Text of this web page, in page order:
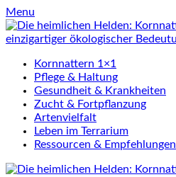
Skip
to
content
Menu
Kornnattern 1×1
Pflege & Haltung
Gesundheit & Krankheiten
Zucht & Fortpflanzung
Artenvielfalt
Leben im Terrarium
Ressourcen & Empfehlungen